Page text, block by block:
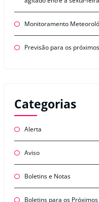
Monitoramento
Previsão para os
Categorias
Alerta
Aviso
Boletins e Notas
Boletins para os